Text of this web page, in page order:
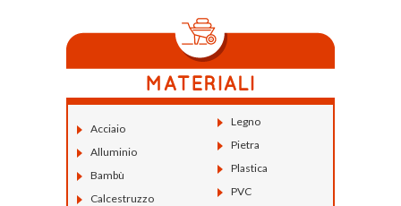
Acciaio
Alluminio
Bambù
Calcestruzzo
Legno
Pietra
Plastica
PVC